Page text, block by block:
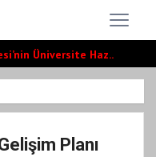
Caddesi’nde Büyü...
Üniversite Haz...
Günü KAFUM’da Sahn...
Planı